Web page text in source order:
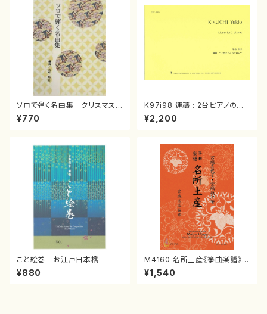
ソロで弾く名曲集 クリスマス・
イブ／恋人がサンタクロース(
箏独奏 /大平光美 編曲/楽
¥770
K97i98 連禱 : 2台ピアノのた
めの（2 Pianos / 菊池 幸夫 /
楽譜）
¥2,200
こと絵巻 お江戸日本橋
¥880
M4160 名所土産《箏曲楽譜》
（箏/宮城喜代子・宮城数江著・
宮城宗家監修/箏曲古典楽譜）
¥1,540